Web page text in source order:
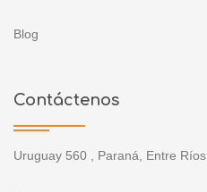
Blog
Contáctenos
Uruguay 560 , Paraná, Entre Ríos